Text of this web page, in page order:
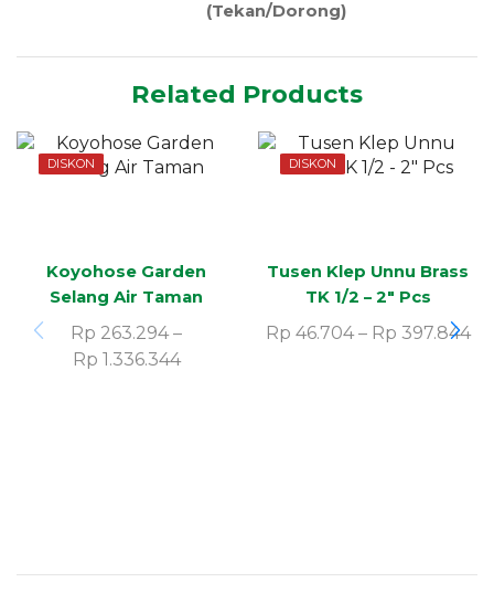
(Tekan/Dorong)
Related Products
DISKON
Koyohose Garden
Selang Air Taman
Rp 263.294 –
Rp 1.336.344
DISKON
Tusen Klep Unnu Brass
TK 1/2 – 2″ Pcs
Rp 46.704 – Rp 397.844